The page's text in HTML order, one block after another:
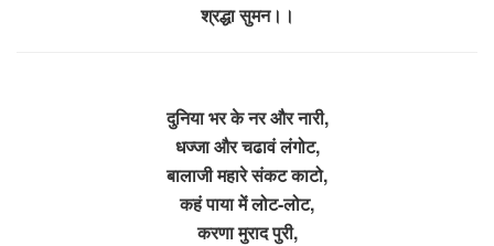
श्रद्धा सुमन।।
दुनिया भर के नर और नारी,
धज्जा और चढावं लंगोट,
बालाजी महारे संकट काटो,
कहं पाया में लोट-लोट,
करणा मुराद पुरी,